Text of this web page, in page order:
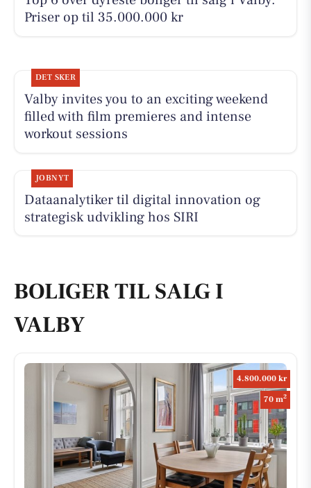
Priser op til 35.000.000 kr
DET SKER
Valby invites you to an exciting weekend
filled with film premieres and intense
workout sessions
JOBNYT
Dataanalytiker til digital innovation og
strategisk udvikling hos SIRI
BOLIGER TIL SALG I
VALBY
4.800.000 kr
70 m2